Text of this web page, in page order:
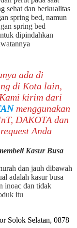
sehat dan berkualitas
spring bed, namun
spring bed
dipindahkan
ada di
di Kota lain,
kirim dari
menggunakan
DAKOTA dan
Anda
Kasur Busa
dan jauh dibawah
adalah kasur busa
inoac dan tidak
itu